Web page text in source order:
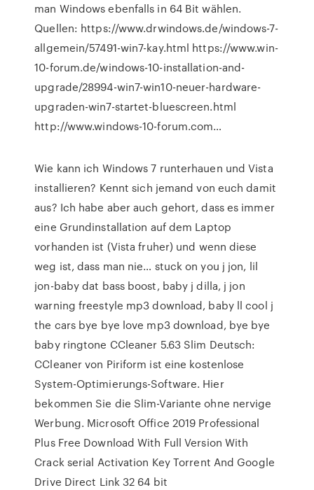
man Windows ebenfalls in 64 Bit wählen.
Quellen: https://www.drwindows.de/windows-7-
allgemein/57491-win7-kay.html https://www.win-
10-forum.de/windows-10-installation-and-
upgrade/28994-win7-win10-neuer-hardware-
upgraden-win7-startet-bluescreen.html
http://www.windows-10-forum.com…
Wie kann ich Windows 7 runterhauen und Vista
installieren? Kennt sich jemand von euch damit
aus? Ich habe aber auch gehort, dass es immer
eine Grundinstallation auf dem Laptop
vorhanden ist (Vista fruher) und wenn diese
weg ist, dass man nie… stuck on you j jon, lil
jon-baby dat bass boost, baby j dilla, j jon
warning freestyle mp3 download, baby ll cool j
the cars bye bye love mp3 download, bye bye
baby ringtone CCleaner 5.63 Slim Deutsch:
CCleaner von Piriform ist eine kostenlose
System-Optimierungs-Software. Hier
bekommen Sie die Slim-Variante ohne nervige
Werbung. Microsoft Office 2019 Professional
Plus Free Download With Full Version With
Crack serial Activation Key Torrent And Google
Drive Direct Link 32 64 bit